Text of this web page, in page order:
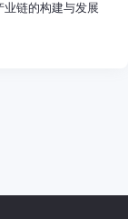
链的构建与发展